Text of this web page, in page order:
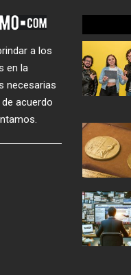
a los
en la
necesarias
acuerdo